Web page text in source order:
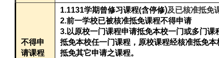
不得申
请课程
1.1131学期曾修习课程(含停修)及已核准抵免
2.前一学校已被核准抵免课程不得申请
3.以原校一门课程申请抵免本校一门或多门课
抵免本校任一门课程，原校课程经核准抵免
抵免其它申请之课程。